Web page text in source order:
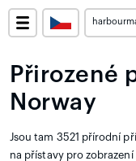
Přirozené
Norway
Jsou tam 3521 přírodní
na přístavy pro